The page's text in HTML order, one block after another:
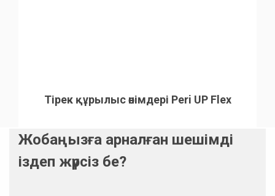
Тірек құрылыс өнімдері Peri UP Flex
Жобаңызға арналған шешімді
іздеп жүрсіз бе?